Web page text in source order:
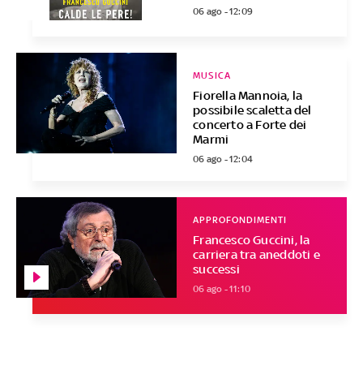
06 ago - 12:09
Fiorella Mannoia, la
possibile scaletta del
concerto a Forte dei
Marmi
MUSICA
06 ago - 12:04
Francesco Guccini, la
carriera tra aneddoti e
successi
APPROFONDIMENTI
06 ago - 11:10